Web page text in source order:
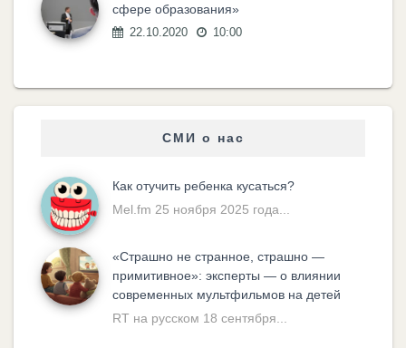
сфере образования»
22.10.2020 10:00
СМИ о нас
Как отучить ребенка кусаться?
Mel.fm 25 ноября 2025 года...
«Cтрашно не странное, страшно —
примитивное»: эксперты — о влиянии
современных мультфильмов на детей
RT на русском 18 сентября...